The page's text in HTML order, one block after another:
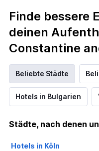
Finde bessere
deinen
Constantine
Beliebte Städte
Hotels in Bulgarien
Städte, nach denen
Hotels in Köln